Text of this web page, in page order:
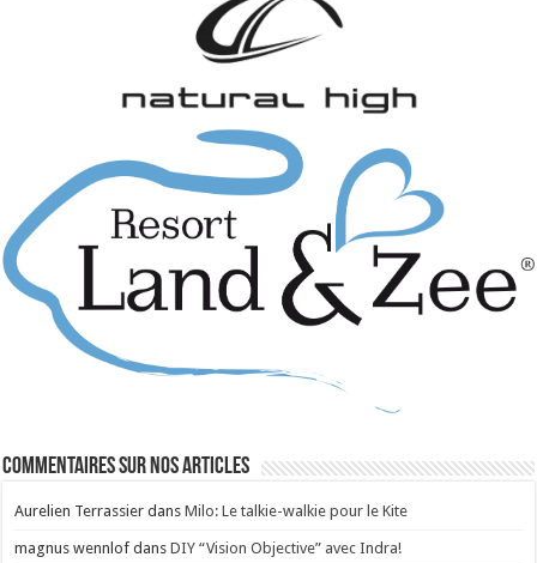
Commentaires sur nos articles
Aurelien Terrassier dansMilo: Le talkie-walkie pour le Kite
magnus wennlof dansDIY “Vision Objective” avec Indra!